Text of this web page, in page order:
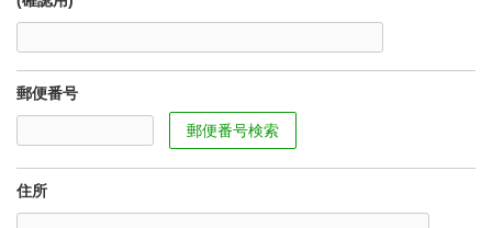
郵便番号
郵便番号検索
住所